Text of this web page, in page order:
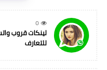
0
لينكات قروب
للتعارف